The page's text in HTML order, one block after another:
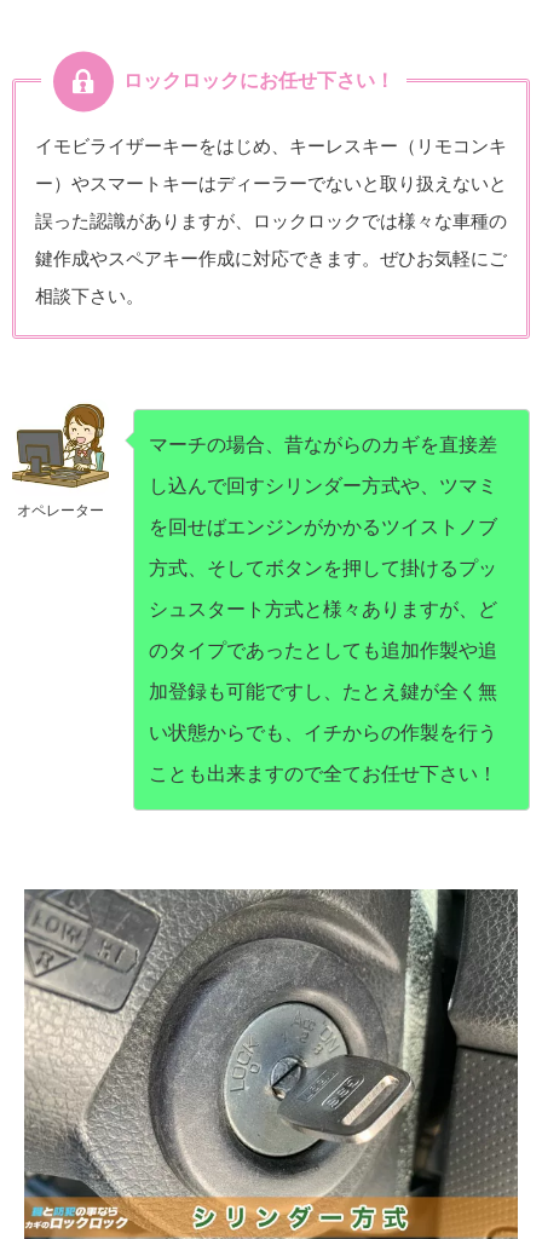
ロックロックにお任せ下さい！
イモビライザーキーをはじめ、キーレスキー（リモコンキ
ー）やスマートキーはディーラーでないと取り扱えないと
誤った認識がありますが、ロックロックでは様々な車種の
鍵作成やスペアキー作成に対応できます。ぜひお気軽にご
相談下さい。
オペレーター
マーチの場合、昔ながらのカギを直接差
し込んで回すシリンダー方式や、ツマミ
を回せばエンジンがかかるツイストノブ
方式、そしてボタンを押して掛けるプッ
シュスタート方式と様々ありますが、ど
のタイプであったとしても追加作製や追
加登録も可能ですし、たとえ鍵が全く無
い状態からでも、イチからの作製を行う
ことも出来ますので全てお任せ下さい！